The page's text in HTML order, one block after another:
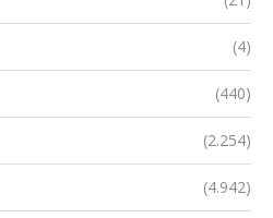
(4)
(440)
(2.254)
(4.942)